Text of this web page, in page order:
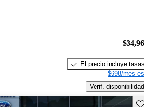
El precio incluye tasas
$698/mes
Verif. disponibilidad